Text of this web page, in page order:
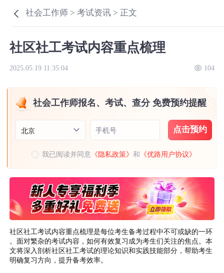
社会工作师 >考试资讯 > 正文
社区社工考试内容重点梳理
2025.05.19 11:35:04 104
社会工作师报名、考试、查分 免费预约提醒
北京 手机号 点击预约
我已阅读并同意 《隐私政策》和 《优路用户协议》
社区社工考试内容重点梳理是每位考生备考过程中不可或缺的一环
。面对繁杂的考试内容，如何有效复习成为考生们关注的焦点。本
文将深入剖析社区社工考试的理论知识和实践技能部分，帮助考生
明确复习方向，提升备考效率。